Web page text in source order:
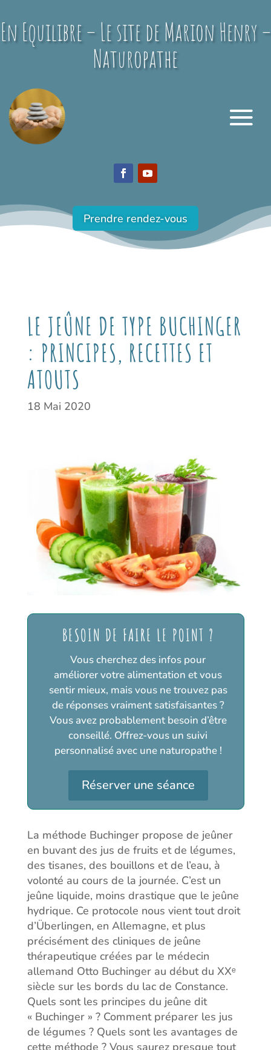
En Equilibre – Le site de Marion Henry –
Naturopathe
Prendre rendez-vous
LE JEÛNE DE TYPE BUCHINGER
: PRINCIPES, RECETTES ET
ATOUTS
18 Mai 2020
BESOIN DE FAIRE LE POINT ?
Vous cherchez des infos pour
améliorer votre alimentation et vous
sentir mieux, mais vous ne trouvez pas
de réponses vraiment satisfaisantes ?
Vous avez probablement besoin d’être
conseillé. Offrez-vous un suivi
personnalisé avec une naturopathe !
Réserver une séance
La méthode Buchinger propose de jeûner
en buvant des jus de fruits et de légumes,
des tisanes, des bouillons et de l’eau, à
volonté au cours de la journée. C’est un
jeûne liquide, moins drastique que le jeûne
hydrique. Ce protocole nous vient tout droit
d’Überlingen, en Allemagne, et plus
précisément des cliniques de jeûne
thérapeutique créées par le médecin
allemand Otto Buchinger au début du XXᵉ
siècle sur les bords du lac de Constance.
Quels sont les principes du jeûne dit
« Buchinger » ? Comment préparer les jus
de légumes ? Quels sont les avantages de
cette méthode ? Vous saurez presque tout